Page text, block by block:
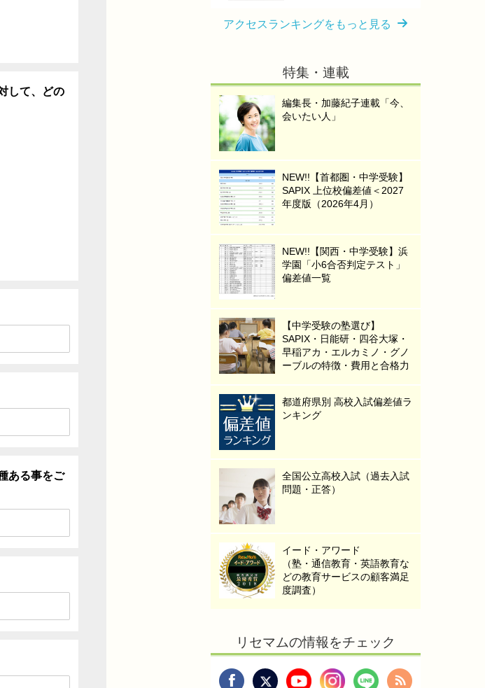
して、どの
ある事をご
アクセスランキングをもっと見る
特集・連載
編集長・加藤紀子連載「今、
会いたい人」
NEW!!【首都圏・中学受験】
SAPIX 上位校偏差値＜2027
年度版（2026年4月）
NEW!!【関西・中学受験】浜
学園「小6合否判定テスト」
偏差値一覧
【中学受験の塾選び】
SAPIX・日能研・四谷大塚・
早稲アカ・エルカミノ・グノ
ーブルの特徴・費用と合格力
都道府県別 高校入試偏差値ラ
ンキング
全国公立高校入試（過去入試
問題・正答）
イード・アワード
（塾・通信教育・英語教育な
どの教育サービスの顧客満足
度調査）
リセマムの情報をチェック